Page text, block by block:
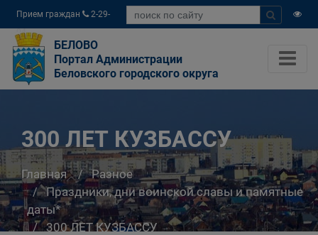
Прием граждан
2-29-
04
БЕЛОВО
Портал Администрации
Беловского городского округа
300 ЛЕТ КУЗБАССУ
Главная
Разное
Праздники, дни воинской славы и памятные
даты*
300 ЛЕТ КУЗБАССУ